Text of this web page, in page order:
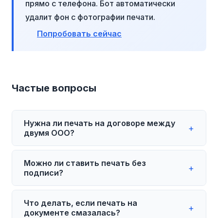
прямо с телефона. Бот автоматически
удалит фон с фотографии печати.
Попробовать сейчас
Частые вопросы
Нужна ли печать на договоре между
двумя ООО?
+
Нет, с 2015 года (82-ФЗ) печать для ООО
не обязательна. Договор имеет
юридическую силу и без печати, если
подписан уполномоченными лицами.
Однако если в уставе одной из сторон
Можно ли ставить печать без
подписи?
+
Печать без подписи не придаёт
документу юридической силы. Подпись
Что делать, если печать на
документе смазалась?
+